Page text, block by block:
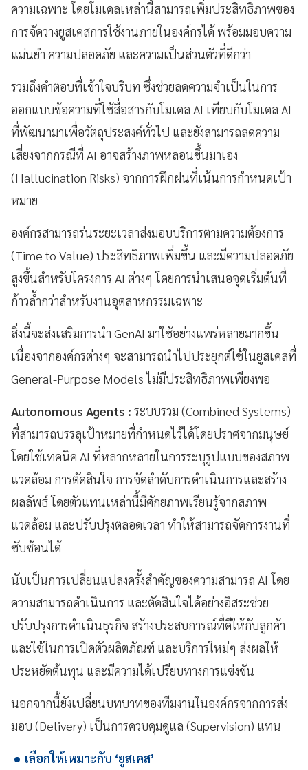
ความเฉพาะ โดยโมเดลเหล่านี้สามารถเพิ่มประสิทธิภาพของ
การจัดวางยูสเคสการใช้งานภายในองค์กรได้ พร้อมมอบความ
แม่นยำ ความปลอดภัย และความเป็นส่วนตัวที่ดีกว่า
รวมถึงคำตอบที่เข้าใจบริบท ซึ่งช่วยลดความจำเป็นในการ
ออกแบบข้อความที่ใช้สื่อสารกับโมเดล AI เทียบกับโมเดล AI
ที่พัฒนามาเพื่อวัตถุประสงค์ทั่วไป และยังสามารถลดความ
เสี่ยงจากกรณีที่ AI อาจสร้างภาพหลอนขึ้นมาเอง
(Hallucination Risks) จากการฝึกฝนที่เน้นการกำหนดเป้า
หมาย
องค์กรสามารถร่นระยะเวลาส่งมอบบริการตามความต้องการ
(Time to Value) ประสิทธิภาพเพิ่มขึ้น และมีความปลอดภัย
สูงขึ้นสำหรับโครงการ AI ต่างๆ โดยการนำเสนอจุดเริ่มต้นที่
ก้าวล้ำกว่าสำหรับงานอุตสาหกรรมเฉพาะ
สิ่งนี้จะส่งเสริมการนำ GenAI มาใช้อย่างแพร่หลายมากขึ้น
เนื่องจากองค์กรต่างๆ จะสามารถนำไปประยุกต์ใช้ในยูสเคสที่
General-Purpose Models ไม่มีประสิทธิภาพเพียงพอ
Autonomous Agents : ระบบรวม (Combined Systems)
ที่สามารถบรรลุเป้าหมายที่กำหนดไว้ได้โดยปราศจากมนุษย์
โดยใช้เทคนิค AI ที่หลากหลายในการระบุรูปแบบของสภาพ
แวดล้อม การตัดสินใจ การจัดลำดับการดำเนินการและสร้าง
ผลลัพธ์ โดยตัวแทนเหล่านี้มีศักยภาพเรียนรู้จากสภาพ
แวดล้อม และปรับปรุงตลอดเวลา ทำให้สามารถจัดการงานที่
ซับซ้อนได้
นับเป็นการเปลี่ยนแปลงครั้งสำคัญของความสามารถ AI โดย
ความสามารถดำเนินการ และตัดสินใจได้อย่างอิสระช่วย
ปรับปรุงการดำเนินธุรกิจ สร้างประสบการณ์ที่ดีให้กับลูกค้า
และใช้ในการเปิดตัวผลิตภัณฑ์ และบริการใหม่ๆ ส่งผลให้
ประหยัดต้นทุน และมีความได้เปรียบทางการแข่งขัน
นอกจากนี้ยังเปลี่ยนบทบาทของทีมงานในองค์กรจากการส่ง
มอบ (Delivery) เป็นการควบคุมดูแล (Supervision) แทน
เลือกให้เหมาะกับ ‘ยูสเคส’